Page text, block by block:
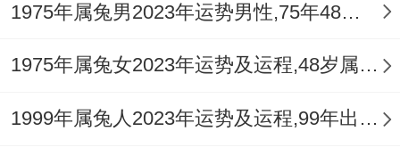
希望一切兔年出生的朋友们能够在2025年：
喜事连连、吉祥如意...
1975年属兔男2023年运势男性,75年48岁属兔男2023年每月运程怎么样
1975年属兔女2023年运势及运程,48岁属兔人2023全年每月运势女性如何
1999年属兔人2023年运势及运程,99年出生的23岁生肖兔2023年本命年每月运势详解